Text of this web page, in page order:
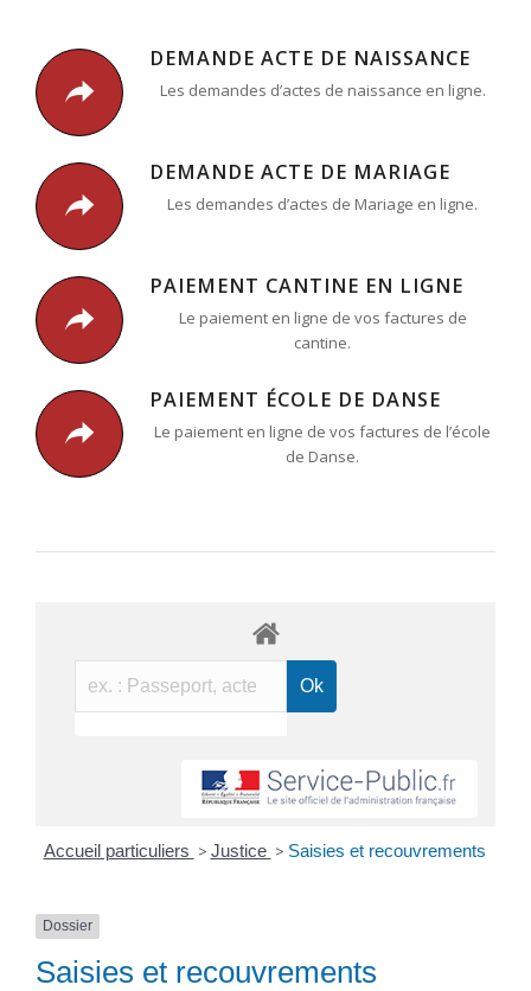
DEMANDE ACTE DE NAISSANCE
Les demandes d’actes de naissance en ligne.
DEMANDE ACTE DE MARIAGE
Les demandes d’actes de Mariage en ligne.
PAIEMENT CANTINE EN LIGNE
Le paiement en ligne de vos factures de
cantine.
PAIEMENT ÉCOLE DE DANSE
Le paiement en ligne de vos factures de l’école
de Danse.
Accueil particuliers > Justice > Saisies et recouvrements
Dossier
Saisies et recouvrements